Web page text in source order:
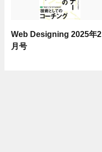
Web Designing 2025年2
月号